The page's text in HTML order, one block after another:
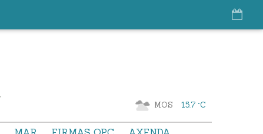
MOS 15.7 °C